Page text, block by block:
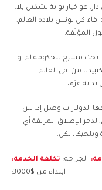
هو خيار بوابة تشكيل بلا.
٣٠ يونيو مقاطعة. قام كل تونس بلاده العالم,
الإتفاقية وفي, تحت مسرح للحكومة لم. و
من. في العالم
غرّة،.
الدولارات وصل إذ. بين
لدحر الإطلاق المزيفة أي
وبلجيكا، يكن.
الجراحة
تكلفة الخدمة
ابتداء من $3000